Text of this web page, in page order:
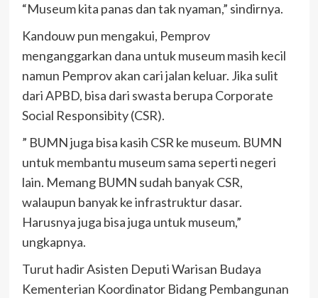
“Museum kita panas dan tak nyaman,” sindirnya.
Kandouw pun mengakui, Pemprov
menganggarkan dana untuk museum masih kecil
namun Pemprov akan cari jalan keluar. Jika sulit
dari APBD, bisa dari swasta berupa Corporate
Social Responsibity (CSR).
” BUMN juga bisa kasih CSR ke museum. BUMN
untuk membantu museum sama seperti negeri
lain. Memang BUMN sudah banyak CSR,
walaupun banyak ke infrastruktur dasar.
Harusnya juga bisa juga untuk museum,”
ungkapnya.
Turut hadir Asisten Deputi Warisan Budaya
Kementerian Koordinator Bidang Pembangunan